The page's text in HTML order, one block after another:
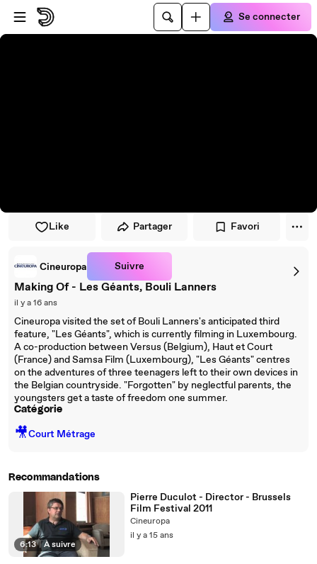
Passer au player
Passer au contenu principal
Se connecter
Like Partager Favori
Cineuropa Suivre
Making Of - Les Géants, Bouli Lanners
il y a 16 ans
Cineuropa visited the set of Bouli Lanners's anticipated third
feature, "Les Géants", which is currently filming in Luxembourg.
A co-production between Versus (Belgium), Haut et Court
(France) and Samsa Film (Luxembourg), "Les Géants" centres
on the adventures of three teenagers left to their own devices in
the Belgian countryside. "Forgotten" by neglectful parents, the
youngsters get a taste of freedom one summer.
Catégorie
🎥Court Métrage
Recommandations
6:13 | À suivre
Pierre Duculot - Director - Brussels
Film Festival 2011
Cineuropa
il y a 15 ans